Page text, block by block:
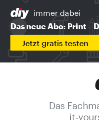
immer dabei
Das neue Abo: Print –
Jetzt gratis testen
Das
it-